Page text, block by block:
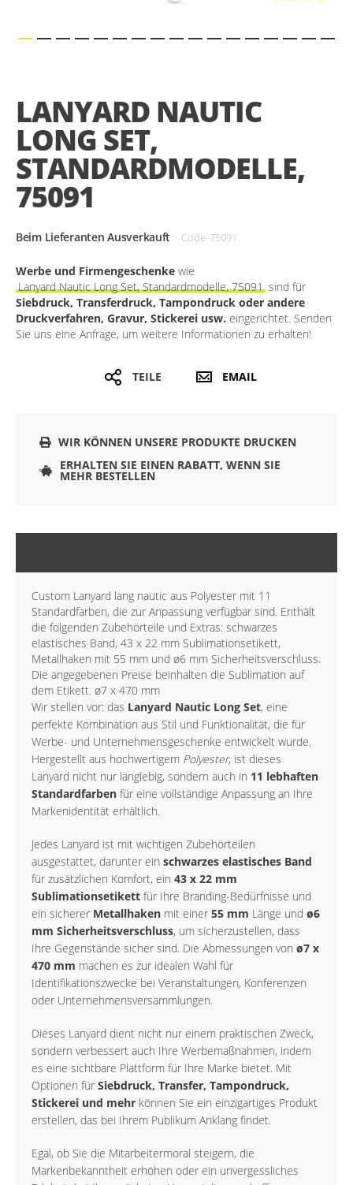
beginning
of
images
gallery
LANYARD NAUTIC
LONG SET,
STANDARDMODELLE,
75091
Beim Lieferanten Ausverkauft Code 75091
Werbe und Firmengeschenke wie
Lanyard Nautic Long Set, Standardmodelle, 75091 sind für
Siebdruck, Transferdruck, Tampondruck oder andere
Druckverfahren, Gravur, Stickerei usw. eingerichtet. Senden
Sie uns eine Anfrage, um weitere Informationen zu erhalten!
TEILE EMAIL
WIR KÖNNEN UNSERE PRODUKTE DRUCKEN
ERHALTEN SIE EINEN RABATT, WENN SIE
MEHR BESTELLEN
Custom Lanyard lang nautic aus Polyester mit 11
Standardfarben, die zur Anpassung verfügbar sind. Enthält
die folgenden Zubehörteile und Extras: schwarzes
elastisches Band, 43 x 22 mm Sublimationsetikett,
Metallhaken mit 55 mm und ø6 mm Sicherheitsverschluss.
Die angegebenen Preise beinhalten die Sublimation auf
dem Etikett. ø7 x 470 mm
Wir stellen vor: das Lanyard Nautic Long Set, eine
perfekte Kombination aus Stil und Funktionalität, die für
Werbe- und Unternehmensgeschenke entwickelt wurde.
Hergestellt aus hochwertigem Polyester, ist dieses
Lanyard nicht nur langlebig, sondern auch in 11 lebhaften
Standardfarben für eine vollständige Anpassung an Ihre
Markenidentität erhältlich.
Jedes Lanyard ist mit wichtigen Zubehörteilen
ausgestattet, darunter ein schwarzes elastisches Band
für zusätzlichen Komfort, ein 43 x 22 mm
Sublimationsetikett für Ihre Branding-Bedürfnisse und
ein sicherer Metallhaken mit einer 55 mm Länge und ø6
mm Sicherheitsverschluss, um sicherzustellen, dass
Ihre Gegenstände sicher sind. Die Abmessungen von ø7 x
470 mm machen es zur idealen Wahl für
Identifikationszwecke bei Veranstaltungen, Konferenzen
oder Unternehmensversammlungen.
Dieses Lanyard dient nicht nur einem praktischen Zweck,
sondern verbessert auch Ihre Werbemaßnahmen, indem
es eine sichtbare Plattform für Ihre Marke bietet. Mit
Optionen für Siebdruck, Transfer, Tampondruck,
Stickerei und mehr können Sie ein einzigartiges Produkt
erstellen, das bei Ihrem Publikum Anklang findet.
Egal, ob Sie die Mitarbeitermoral steigern, die
Markenbekanntheit erhöhen oder ein unvergessliches